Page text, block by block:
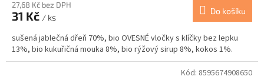
27,68 Kč bez DPH
31 Kč / ks
Do košíku
sušená jablečná dřeň 70%, bio OVESNÉ vločky s klíčky bez lepku
13%, bio kukuřičná mouka 8%, bio rýžový sirup 8%, kokos 1%.
Kód: 8595674908650